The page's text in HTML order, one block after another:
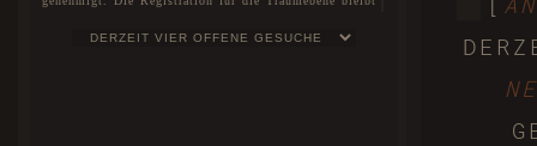
sich auf unsererWARTELISTEeintragen lassen.
wolkenlos,
BEGGARS